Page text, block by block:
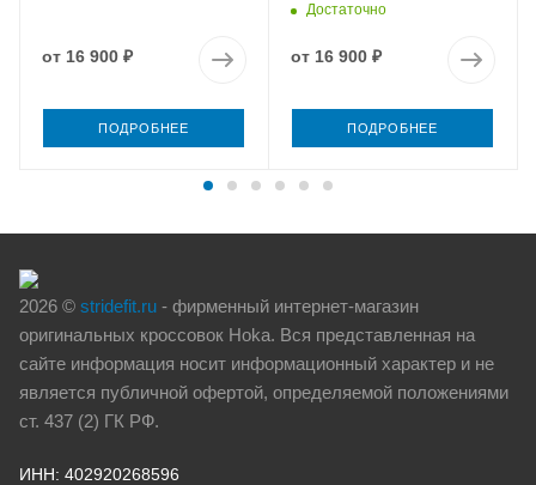
от 16 900 ₽
ПОДРОБНЕЕ
Достаточно
от 16 900 ₽
ПОДРОБНЕЕ
2026 © stridefit.ru - фирменный интернет-магазин
оригинальных кроссовок Hoka. Вся представленная на
сайте информация носит информационный характер и не
является публичной офертой, определяемой положениями
ст. 437 (2) ГК РФ.
ИНН: 402920268596